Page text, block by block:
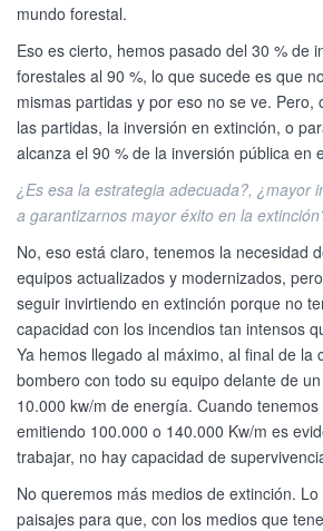
mundo forestal.
Eso es cierto, hemos pasado del 30 % de
forestales al 90 %, lo que sucede es que
mismas partidas y por eso no se ve. Pero,
las partidas, la inversión en extinción, o
alcanza el 90 % de la inversión pública en
¿Es esa la estrategia adecuada?, ¿mayor
a garantizarnos mayor éxito en la
No, eso está claro, tenemos la necesidad
equipos actualizados y modernizados,
seguir invirtiendo en extinción porque no
capacidad con los incendios tan intensos
Ya hemos llegado al máximo, al final de la
bombero con todo su equipo delante de
10.000 kw/m de energía. Cuando
emitiendo 100.000 o 140.000 Kw/m es
trabajar, no hay capacidad de
No queremos más medios de extinción.
paisajes para que, con los medios que